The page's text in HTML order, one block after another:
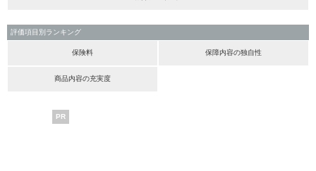
評価項目別ランキング
保険料 保障内容の独自性
商品内容の充実度
PR